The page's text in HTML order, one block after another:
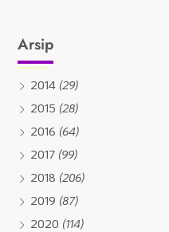
Arsip
2014 (29)
2015 (28)
2016 (64)
2017 (99)
2018 (206)
2019 (87)
2020 (114)